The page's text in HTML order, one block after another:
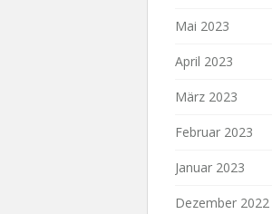
Mai 2023
April 2023
März 2023
Februar 2023
Januar 2023
Dezember 2022